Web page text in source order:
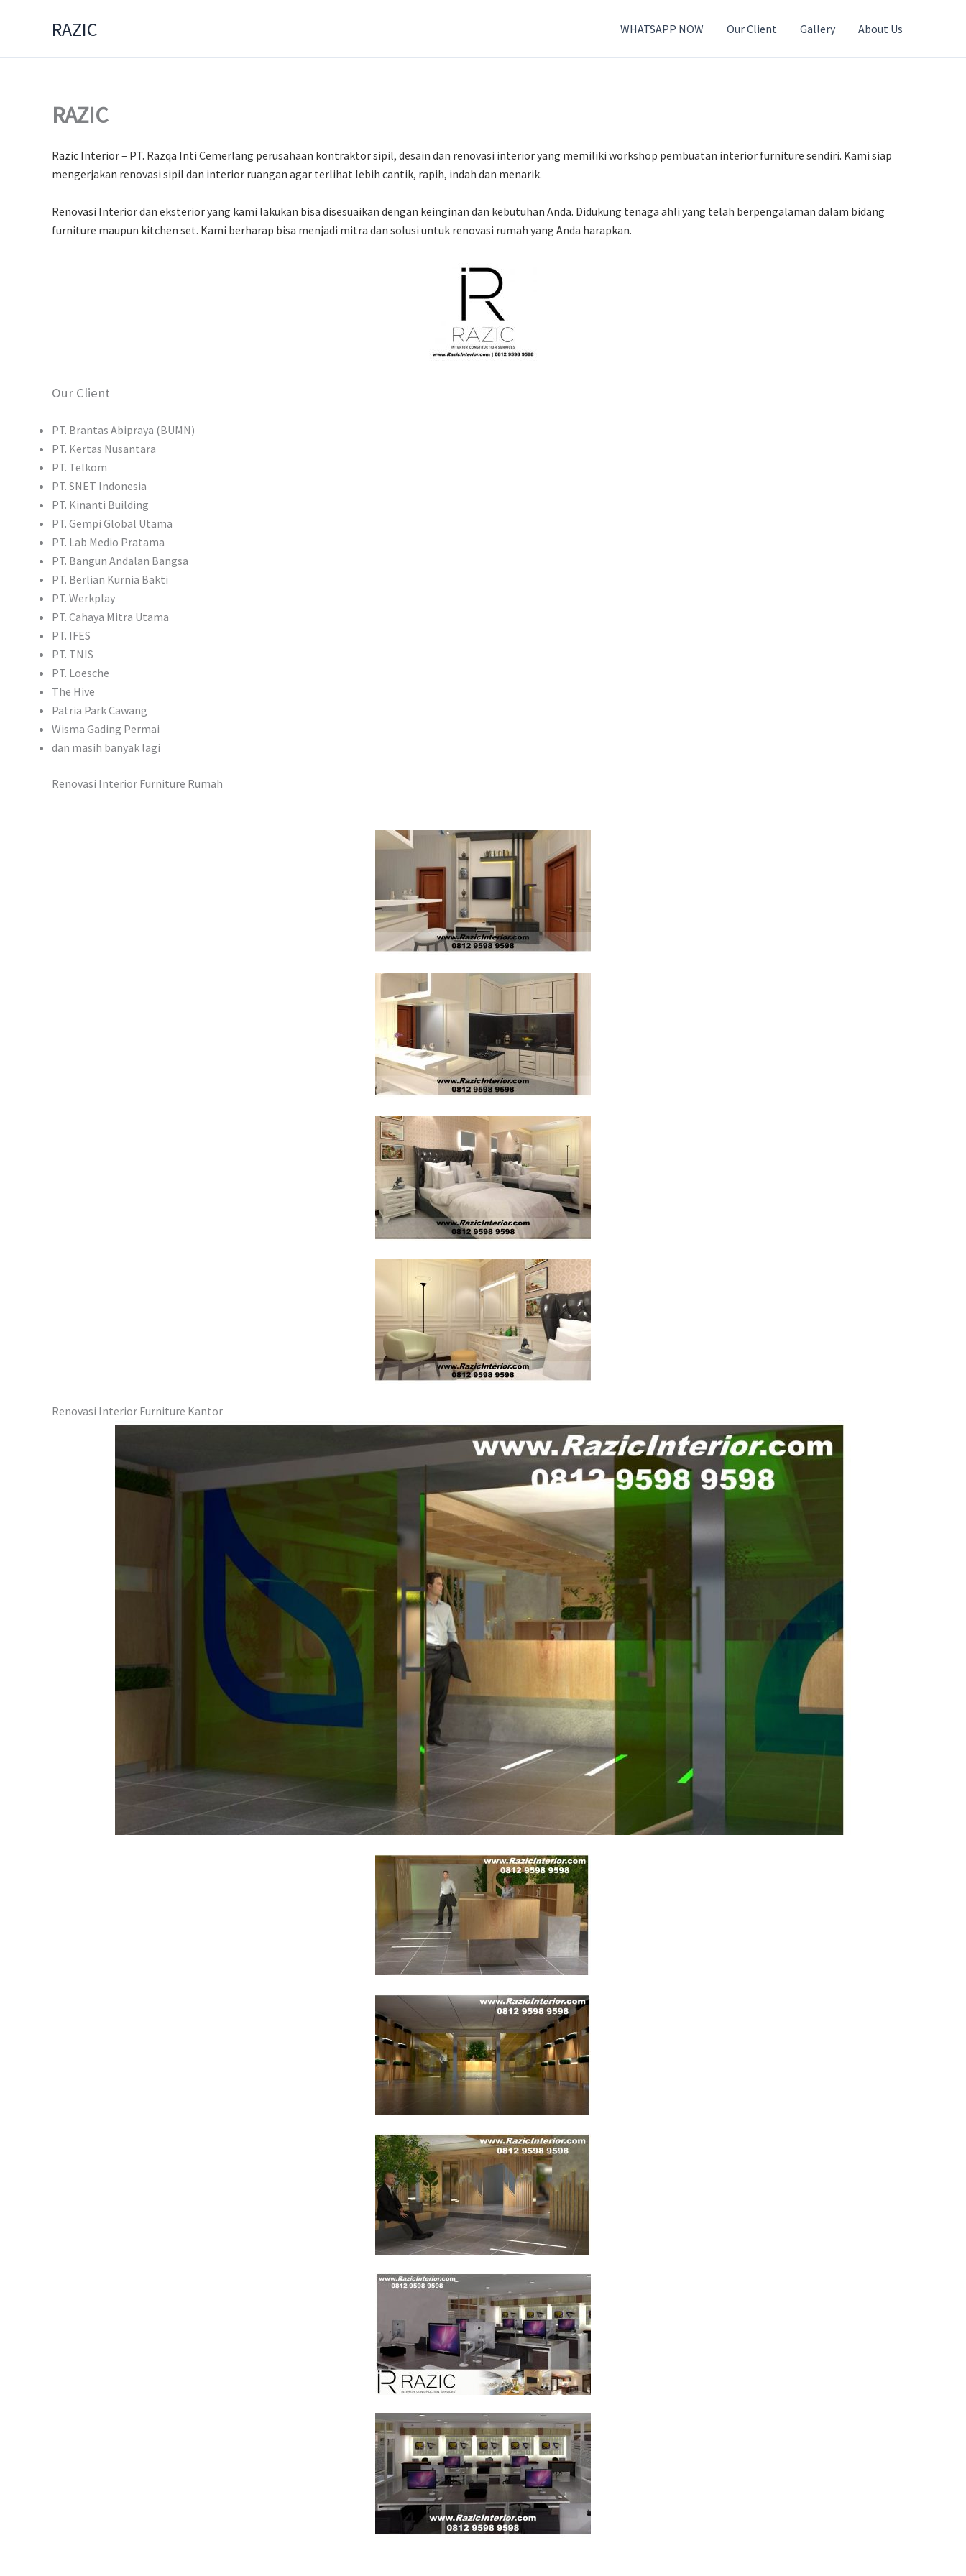
RAZIC WHATSAPP NOW Our Client Gallery About Us
RAZIC
Razic Interior – PT. Razqa Inti Cemerlang perusahaan kontraktor sipil, desain dan renovasi interior yang memiliki workshop pembuatan interior furniture sendiri. Kami siap
mengerjakan renovasi sipil dan interior ruangan agar terlihat lebih cantik, rapih, indah dan menarik.
Renovasi Interior dan eksterior yang kami lakukan bisa disesuaikan dengan keinginan dan kebutuhan Anda. Didukung tenaga ahli yang telah berpengalaman dalam bidang
furniture maupun kitchen set. Kami berharap bisa menjadi mitra dan solusi untuk renovasi rumah yang Anda harapkan.
Our Client
PT. Brantas Abipraya (BUMN)
PT. Kertas Nusantara
PT. Telkom
PT. SNET Indonesia
PT. Kinanti Building
PT. Gempi Global Utama
PT. Lab Medio Pratama
PT. Bangun Andalan Bangsa
PT. Berlian Kurnia Bakti
PT. Werkplay
PT. Cahaya Mitra Utama
PT. IFES
PT. TNIS
PT. Loesche
The Hive
Patria Park Cawang
Wisma Gading Permai
dan masih banyak lagi
Renovasi Interior Furniture Rumah
Renovasi Interior Furniture Kantor